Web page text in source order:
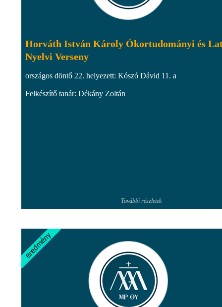
Horváth István Károly Ókortudományi és
Nyelvi Verseny
országos döntő 22. helyezett: Kószó Dávid 11. a
Felkészítő tanár: Dékány Zoltán
További részletek